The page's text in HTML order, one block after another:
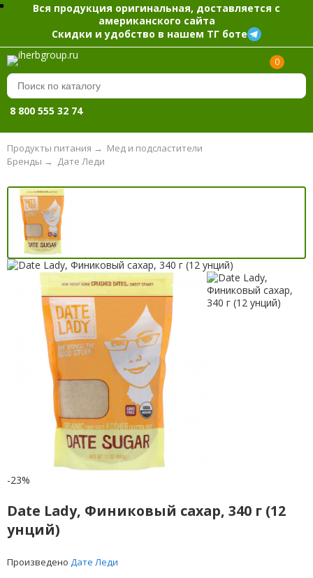
Вся продукция оригинальная, доставляется с
американского сайта
Скидки и удобство в нашем ТГ боте
0
8 800 555 32 74
Продукты питания → Мед и подсластители
Дате Леди
Бренды →
-23%
Date Lady, Финиковый сахар, 340 г (12
унций)
Произведено Дате Леди